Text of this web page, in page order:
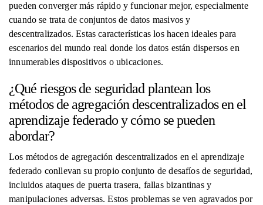
pueden converger más rápido y funcionar mejor, especialmente
cuando se trata de conjuntos de datos masivos y
descentralizados. Estas características los hacen ideales para
escenarios del mundo real donde los datos están dispersos en
innumerables dispositivos o ubicaciones.
¿Qué riesgos de seguridad plantean los
métodos de agregación descentralizados en el
aprendizaje federado y cómo se pueden
abordar?
Los métodos de agregación descentralizados en el aprendizaje
federado conllevan su propio conjunto de desafíos de seguridad,
incluidos ataques de puerta trasera, fallas bizantinas y
manipulaciones adversas. Estos problemas se ven agravados por